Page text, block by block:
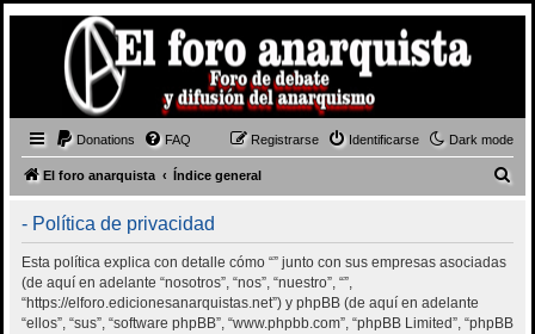
Dark mode
Donations FAQ Identificarse
Registrarse
El foro anarquista Índice general
- Política de privacidad
Esta política explica con detalle cómo “” junto con sus empresas asociadas
(de aquí en adelante “nosotros”, “nos”, “nuestro”, “”,
“https://elforo.edicionesanarquistas.net”) y phpBB (de aquí en adelante
“ellos”, “sus”, “software phpBB”, “www.phpbb.com”, “phpBB Limited”, “phpBB